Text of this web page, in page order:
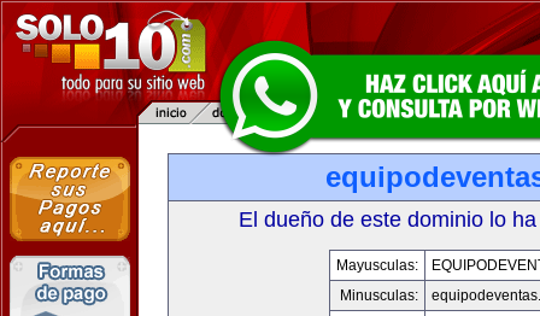
El dueño de este dominio lo
Mayusculas:
Minusculas: